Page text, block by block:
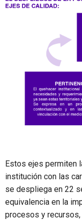
Estos ejes permiten
institución con las
se despliega en 22
equivalencia en la
procesos y